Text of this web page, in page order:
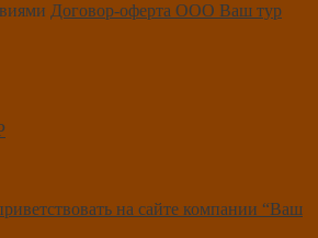
Договор-оферта ООО Ваш тур
на сайте компании “Ваш